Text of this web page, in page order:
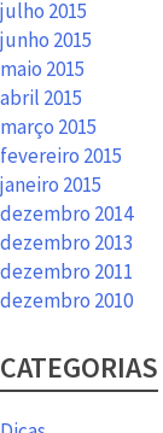
julho 2015
junho 2015
maio 2015
abril 2015
março 2015
fevereiro 2015
janeiro 2015
dezembro 2014
dezembro 2013
dezembro 2011
dezembro 2010
CATEGORIAS